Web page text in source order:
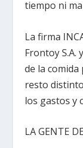
tiempo ni
La firma
Frontoy
de la
resto
los gastos y
LA GENTE